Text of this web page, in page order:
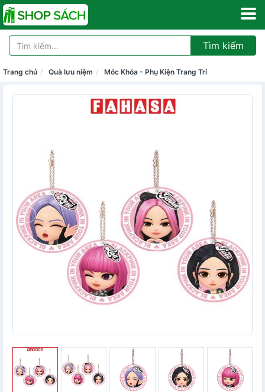
Tìm kiếm
Trang chủ Quà lưu niệm Móc Khóa - Phụ Kiện Trang Trí